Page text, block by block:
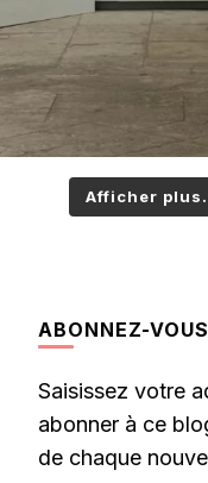
Afficher
ABONNEZ-
Saisissez votre
abonner à ce
de chaque